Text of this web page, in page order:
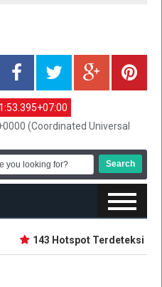
(Coordinated Universal
143 Hotspot Terdeteksi di